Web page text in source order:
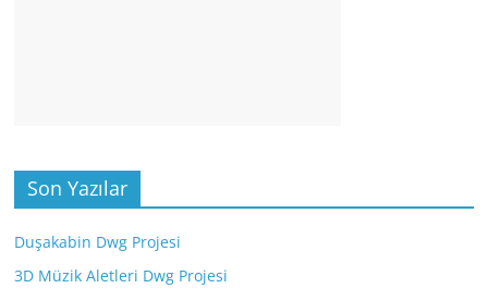
Son Yazılar
Duşakabin Dwg Projesi
3D Müzik Aletleri Dwg Projesi